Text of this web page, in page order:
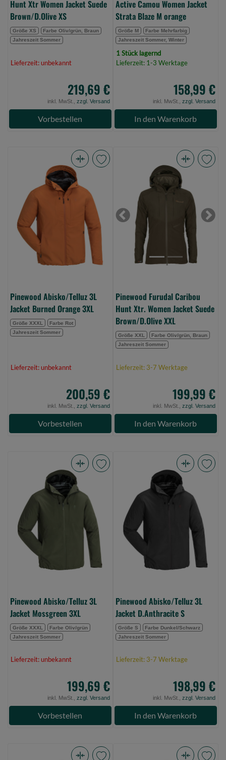
Hunt Xtr Women Jacket Suede
Brown/D.Olive XS
Größe XS
Farbe Oliv/grün, Braun
Jahreszeit Sommer
Lieferzeit: unbekannt
219,69 €
inkl. MwSt., zzgl. Versand
Vorbestellen
Active Camou Women Jacket
Strata Blaze M orange
Größe M
Farbe Mehrfarbig
Jahreszeit Sommer, Winter
1 Stück lagernd
Lieferzeit: 1-3 Werktage
158,99 €
inkl. MwSt., zzgl. Versand
In den Warenkorb
Abisko/Telluz
Jacket
Burned
Orange
Pinewood Abisko/Telluz 3L
Jacket Burned Orange 3XL
Größe XXXL
Farbe Rot
Jahreszeit Sommer
Lieferzeit: unbekannt
200,59 €
inkl. MwSt., zzgl. Versand
Vorbestellen
Caribou
Hunt
Xtr.
Women
Suede
Brown/D.Olive
(Bild
0)
Previous Next
Pinewood Furudal Caribou
Hunt Xtr. Women Jacket Suede
Brown/D.Olive XXL
Größe XXL
Farbe Oliv/grün, Braun
Jahreszeit Sommer
Lieferzeit: 3-7 Werktage
199,99 €
inkl. MwSt., zzgl. Versand
In den Warenkorb
Abisko/Telluz
Jacket
Mossgreen
3XL
(Bild
Pinewood Abisko/Telluz 3L
Jacket Mossgreen 3XL
Größe XXXL
Farbe Oliv/grün
Jahreszeit Sommer
Lieferzeit: unbekannt
199,69 €
inkl. MwSt., zzgl. Versand
Vorbestellen
Abisko/Telluz
Jacket
D.Anthracite
(Bild
Pinewood Abisko/Telluz 3L
Jacket D.Anthracite S
Größe S
Farbe Dunkel/Schwarz
Jahreszeit Sommer
Lieferzeit: 3-7 Werktage
198,99 €
inkl. MwSt., zzgl. Versand
In den Warenkorb